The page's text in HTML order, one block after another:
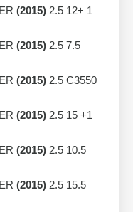
(2015) 2.5 12+ 1
(2015) 2.5 7.5
(2015) 2.5 C3550
(2015) 2.5 15 +1
(2015) 2.5 10.5
(2015) 2.5 15.5